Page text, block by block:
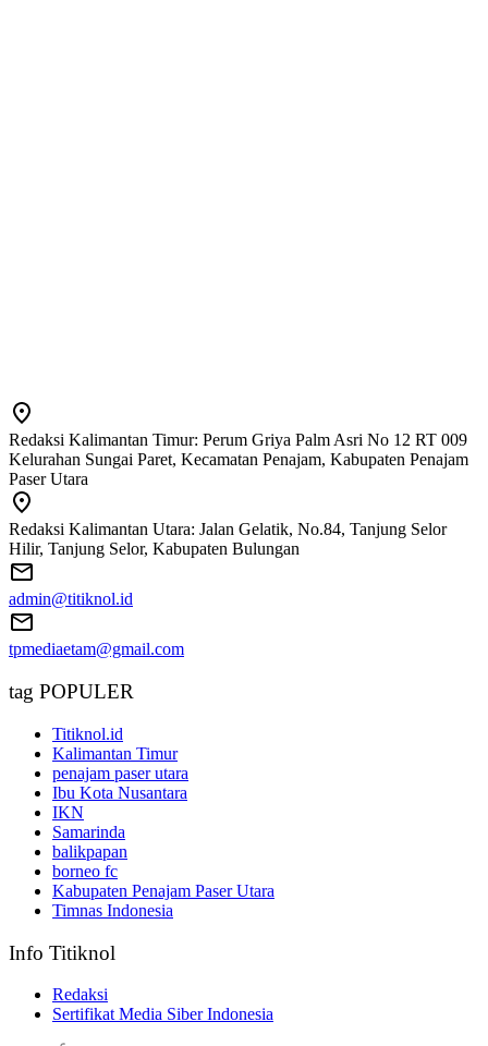
Redaksi Kalimantan Timur: Perum Griya Palm Asri No 12 RT 009
Kelurahan Sungai Paret, Kecamatan Penajam, Kabupaten Penajam
Paser Utara
Redaksi Kalimantan Utara: Jalan Gelatik, No.84, Tanjung Selor
Hilir, Tanjung Selor, Kabupaten Bulungan
admin@titiknol.id
tpmediaetam@gmail.com
tag POPULER
Titiknol.id
Kalimantan Timur
penajam paser utara
Ibu Kota Nusantara
IKN
Samarinda
balikpapan
borneo fc
Kabupaten Penajam Paser Utara
Timnas Indonesia
Info Titiknol
Redaksi
Sertifikat Media Siber Indonesia